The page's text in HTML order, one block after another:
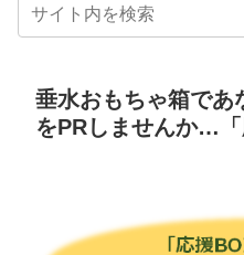
垂水おもちゃ箱であ
をPRしませんか…